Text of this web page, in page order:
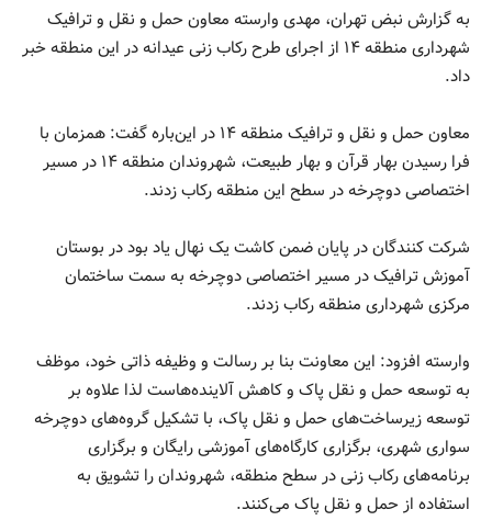
به گزارش نبض تهران، مهدی وارسته معاون حمل و نقل و ترافیک
شهرداری منطقه ۱۴ از اجرای طرح رکاب زنی عیدانه در این منطقه خبر
داد.
معاون حمل و نقل و ترافیک منطقه ۱۴ در این‌باره گفت: همزمان با
فرا رسیدن بهار قرآن و بهار طبیعت، شهروندان منطقه ۱۴ در مسیر
اختصاصی دوچرخه در سطح این منطقه رکاب زدند.
شرکت کنندگان در پایان ضمن کاشت یک نهال یاد بود در بوستان
آموزش ترافیک در مسیر اختصاصی دوچرخه به سمت ساختمان
مرکزی شهرداری منطقه رکاب زدند.
وارسته افزود: این معاونت بنا بر رسالت و وظیفه ذاتی خود، موظف
به توسعه حمل و نقل پاک و کاهش آلاینده‌هاست لذا علاوه بر
توسعه زیرساخت‌های حمل و نقل پاک، با تشکیل گروه‌های دوچرخه
سواری شهری، برگزاری کارگاه‌های آموزشی رایگان و برگزاری
برنامه‌های رکاب زنی در سطح منطقه، شهروندان را تشویق به
استفاده از حمل و نقل پاک می‌کنند.